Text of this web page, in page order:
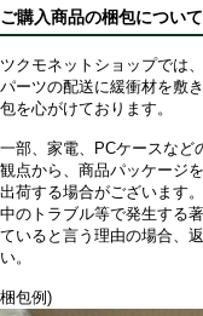
ご購入商品の梱包について
ツクモネットショップでは
パーツの配送に緩衝材を敷
包を心がけております。
一部、家電、PCケースなど
観点から、商品パッケージ
出荷する場合がございます
中のトラブル等で発生する
ていると言う理由の場合、
い。
梱包例)